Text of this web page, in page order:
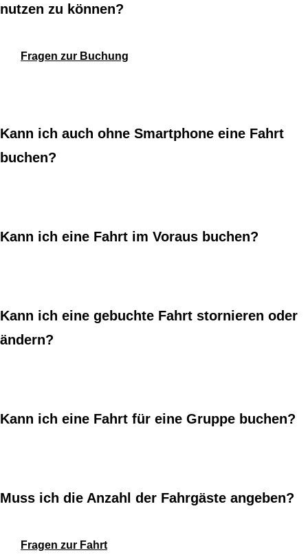
nutzen zu können?
Fragen zur Buchung
Kann ich auch ohne Smartphone eine Fahrt
buchen?
Kann ich eine Fahrt im Voraus buchen?
Kann ich eine gebuchte Fahrt stornieren oder
ändern?
Kann ich eine Fahrt für eine Gruppe buchen?
Muss ich die Anzahl der Fahrgäste angeben?
Fragen zur Fahrt